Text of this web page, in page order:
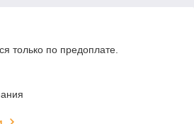
только по предоплате.